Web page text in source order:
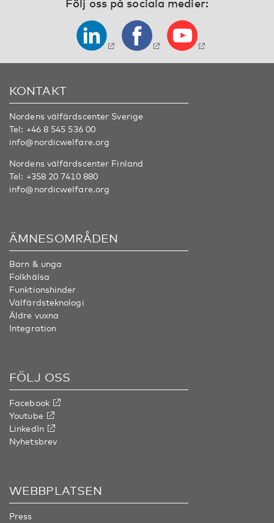
Följ oss på sociala medier:
KONTAKT
Nordens välfärdscenter Sverige
Tel: +46 8 545 536 00
info@nordicwelfare.org
Nordens välfärdscenter Finland
Tel: +358 20 7410 880
info@nordicwelfare.org
ÄMNESOMRÅDEN
Barn & unga
Folkhälsa
Funktionshinder
Välfärdsteknologi
Äldre vuxna
Integration
FÖLJ OSS
Facebook
Youtube
LinkedIn
Nyhetsbrev
WEBBPLATSEN
Press